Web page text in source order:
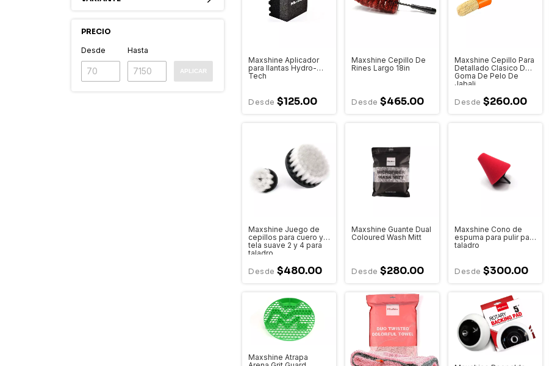
PRECIO
Desde Hasta
APLICAR
Maxshine Aplicador
para llantas Hydro-
Tech
$125.00
Maxshine Cepillo De
Rines Largo 18in
$465.00
Maxshine Cepillo Para
Detallado Clasico De
Goma De Pelo De
Jabali
$260.00
Maxshine Juego de
cepillos para cuero y
tela suave 2 y 4 para
taladro
$480.00
Maxshine Guante Dual
Coloured Wash Mitt
$280.00
Maxshine Cono de
espuma para pulir para
taladro
$300.00
Maxshine Atrapa